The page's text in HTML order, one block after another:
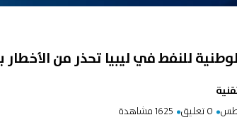
للنفط في ليبيا تحذر من الأخطار
0 تعليق 1625 مشاهدة